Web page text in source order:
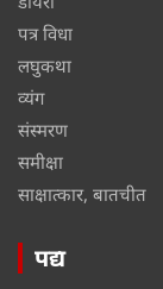
पत्र विधा
लघुकथा
व्यंग
संस्मरण
समीक्षा
साक्षात्कार, बातचीत
पद्य